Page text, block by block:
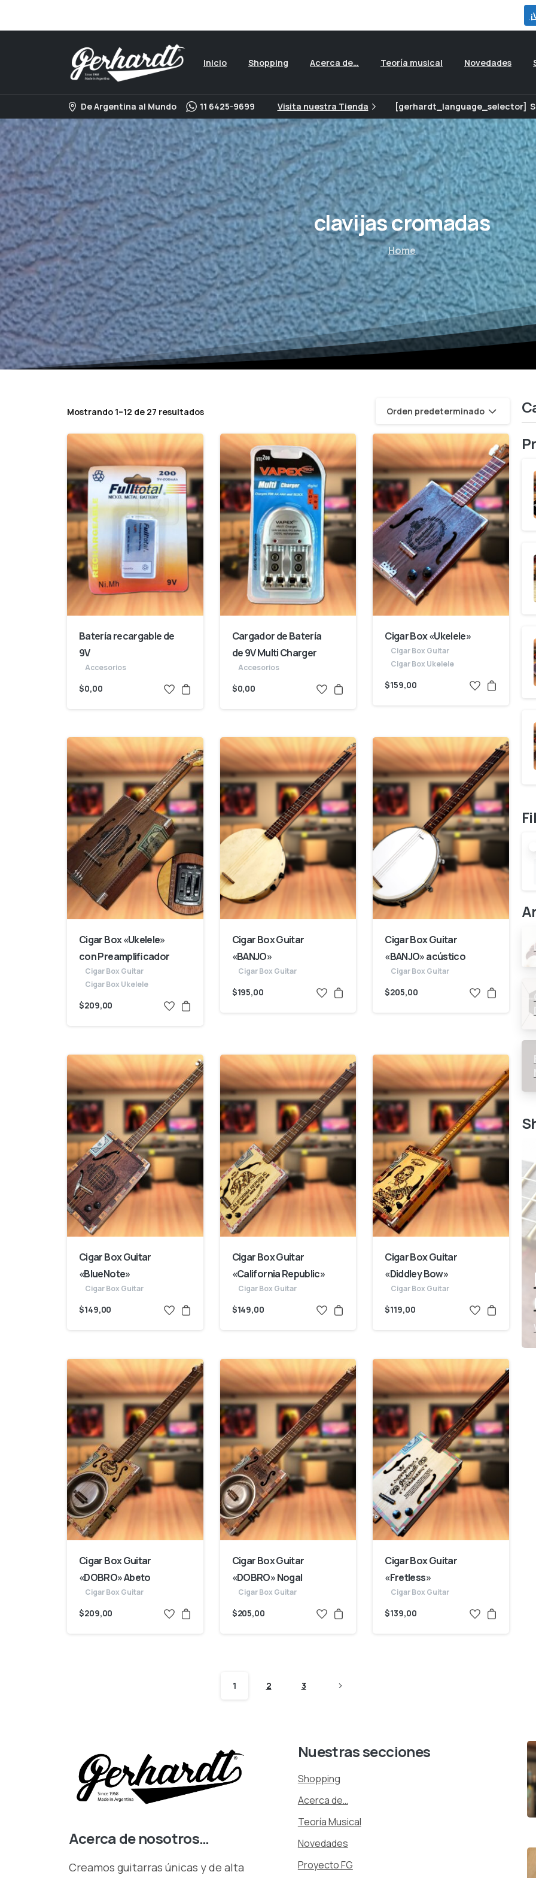
Inicio Shopping Acerca de… Teoría musical Novedades
De Argentina al Mundo 11 6425-9699 Visita nuestra Tienda [gerhardt_language_selector]
clavijascromadas
Home
Mostrando 1–12 de 27 resultados Orden predeterminado
Batería recargable de
9V
Accesorios
$0,00
Cargador de Batería
de 9V Multi Charger
Accesorios
$0,00
Cigar Box «Ukelele»
Cigar Box Guitar
Cigar Box Ukelele
$159,00
Cigar Box «Ukelele»
con Preamplificador
Cigar Box Guitar
Cigar Box Ukelele
$209,00
Cigar Box Guitar
«BANJO»
Cigar Box Guitar
$195,00
Cigar Box Guitar
«BANJO» acústico
Cigar Box Guitar
$205,00
Cigar Box Guitar
«BlueNote»
Cigar Box Guitar
$149,00
Cigar Box Guitar
«California Republic»
Cigar Box Guitar
$149,00
Cigar Box Guitar
«Diddley Bow»
Cigar Box Guitar
$119,00
Cigar Box Guitar
«DOBRO» Abeto
Cigar Box Guitar
$209,00
Cigar Box Guitar
«DOBRO» Nogal
Cigar Box Guitar
$205,00
Cigar Box Guitar
«Fretless»
Cigar Box Guitar
$139,00
1 2 3
Acerca de nosotros…
Creamos guitarras únicas y de alta
Nuestrassecciones
Shopping
Acerca de…
Teoría Musical
Novedades
Proyecto FG